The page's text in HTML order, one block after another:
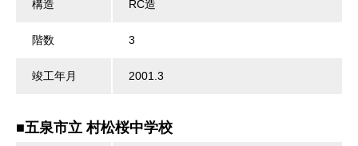
構造 RC造
階数 3
竣工年月 2001.3
■五泉市立 村松桜中学校